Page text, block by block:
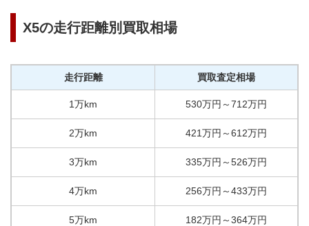
X5の走行距離別買取相場
走行距離 買取査定相場
1万km 530万円 ～712万円
2万km 421万円 ～612万円
3万km 335万円 ～526万円
4万km 256万円 ～433万円
5万km 182万円 ～364万円